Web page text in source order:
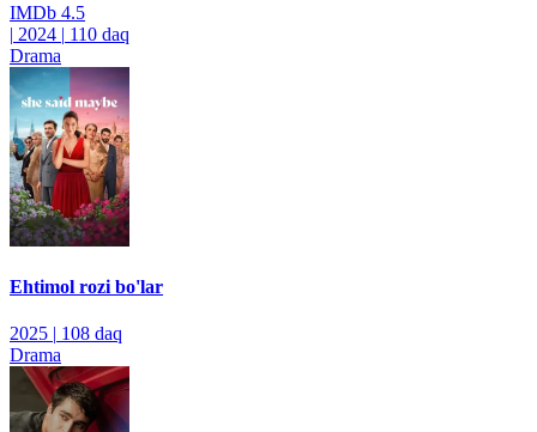
IMDb 4.5
| 2024 | 110 daq
Drama
Ehtimol rozi bo'lar
2025 | 108 daq
Drama